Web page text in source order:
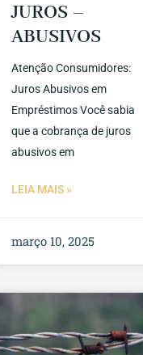
JUROS –
ABUSIVOS
Atenção Consumidores:
Juros Abusivos em
Empréstimos Você sabia
que a cobrança de juros
abusivos em
LEIA MAIS »
março 10, 2025